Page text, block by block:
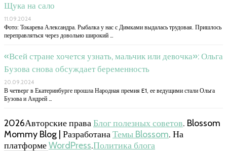
Щука на сало
11.09.2024
Фото: Токарева Александра. Рыбалка у нас с Димками выдалась трудовая. Пришлось
переправляться через довольно широкий …
«Всей стране хочется узнать, мальчик или девочка»: Ольга
Бузова снова обсуждает беременность
20.09.2024
В четверг в Екатеринбурге прошла Народная премия E1, ее ведущими стали Ольга
Бузова и Андрей …
2026Авторские праваБлог полезных советов. Blossom
Mommy Blog | РазработанаТемы Blossom. На
платформеWordPress.Политика блога